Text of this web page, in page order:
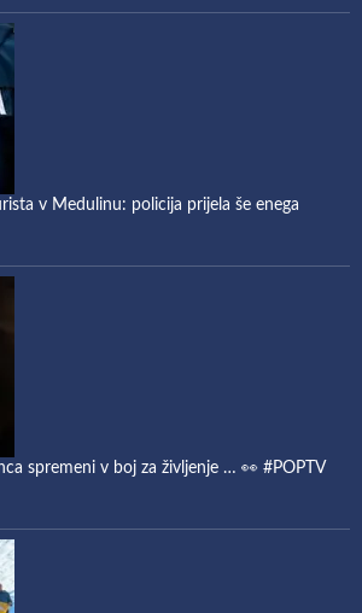
v Medulinu: policija prijela še enega
spremeni v boj za življenje … 👀 #POPTV